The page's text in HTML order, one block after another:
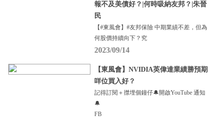
報不及美債好？|何時吸納友邦？|朱晉
民
【#東風會】#友邦保險 中期業績不差，但為
何股價持續向下？究
2023/09/14
【東風會】NVIDIA英偉達業績勝預期
咩位買入好？
記得訂閱＋㩒埋個鐘仔🔔開啟YouTube 通知
🔔
FB